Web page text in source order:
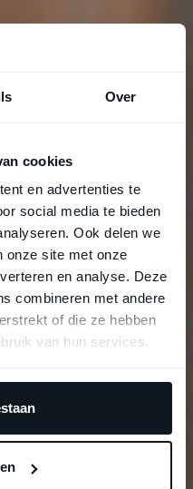
Over
cookies
en advertenties te
social media te bieden
Ook delen we
onze site met onze
en analyse. Deze
combineren met andere
of die ze hebben
van hun services.